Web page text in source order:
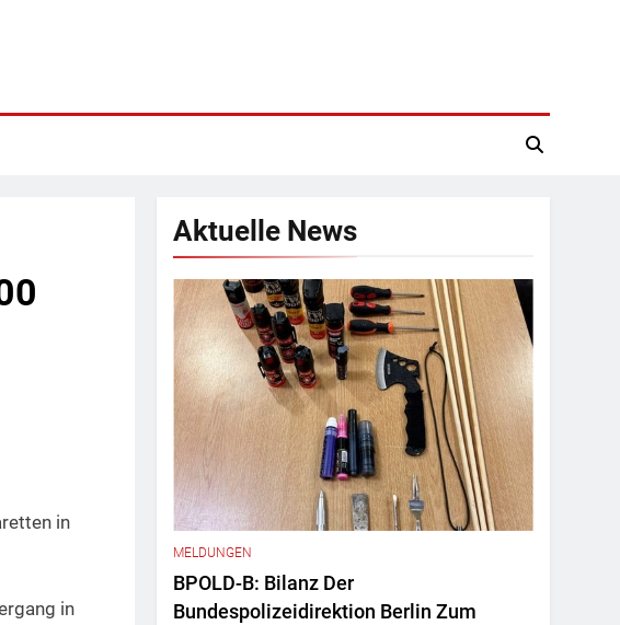
in
in
Aktuelle News
MELDUNGEN
BPOLD-B: Bilanz Der
Bundespolizeidirektion Berlin Zum